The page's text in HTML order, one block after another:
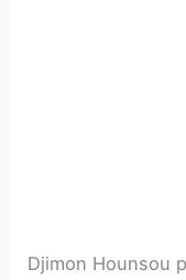
Djimon Hounsou